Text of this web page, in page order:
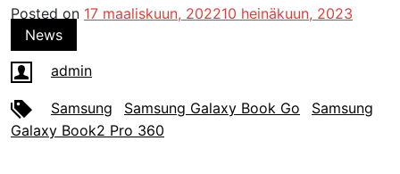
Posted on 17 maaliskuun, 202210 heinäkuun, 2023
News
admin
Samsung Samsung Galaxy Book Go
Samsung
Galaxy Book2 Pro 360